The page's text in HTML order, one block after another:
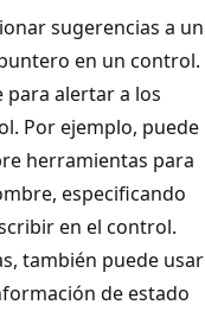
sugerencias a un
en un control.
para alertar a los
Por ejemplo, puede
herramientas para
especificando
en el control.
también puede usar
de estado